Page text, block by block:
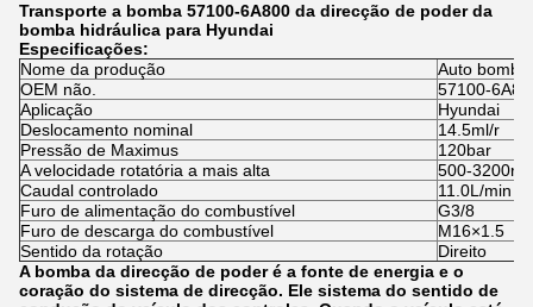
Transporte a bomba 57100-6A800 da direcção de poder da
bomba hidráulica para Hyundai
Especificações:
Nome da produção
Auto
OEM não.
57100-
Aplicação
Hyundai
Deslocamento nominal
14.5ml/r
Pressão de Maximus
120bar
A velocidade rotatória a mais alta
500-3200r/
Caudal controlado
11.0L/min
Furo de alimentação do combustível
G3/8
Furo de descarga do combustível
M16×1.5
Sentido da rotação
Direito
A bomba da direcção de poder é a fonte de energia e o
coração do sistema de direcção. Ele sistema do sentido de